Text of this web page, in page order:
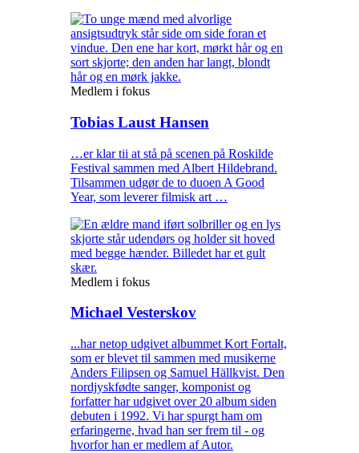
Medlem i fokus
Tobias Laust Hansen
…er klar tii at stå på scenen på Roskilde
Festival sammen med Albert Hildebrand.
Tilsammen udgør de to duoen A Good
Year, som leverer filmisk art …
Medlem i fokus
Michael Vesterskov
...har netop udgivet albummet Kort Fortalt,
som er blevet til sammen med musikerne
Anders Filipsen og Samuel Hällkvist. Den
nordjyskfødte sanger, komponist og
forfatter har udgivet over 20 album siden
debuten i 1992. Vi har spurgt ham om
erfaringerne, hvad han ser frem til - og
hvorfor han er medlem af Autor.